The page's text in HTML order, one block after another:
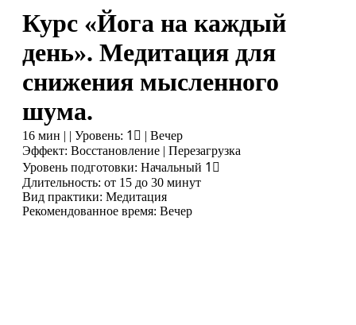
Курс «Йога на каждый
день». Медитация для
снижения мысленного
шума.
16 мин | | Уровень: 1⃣ | Вечер
Эффект: Восстановление | Перезагрузка
Уровень подготовки: Начальный 1⃣
Длительность: от 15 до 30 минут
Вид практики: Медитация
Рекомендованное время: Вечер